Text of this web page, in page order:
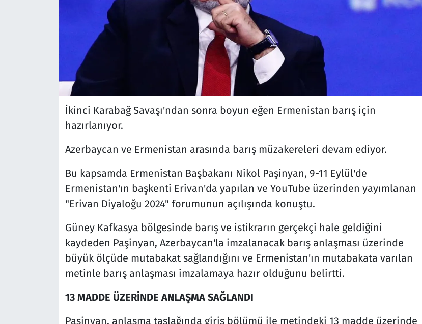
İkinci Karabağ Savaşı'ndan sonra boyun eğen Ermenistan barış için
hazırlanıyor.
Azerbaycan ve Ermenistan arasında barış müzakereleri devam ediyor.
Bu kapsamda Ermenistan Başbakanı Nikol Paşinyan, 9-11 Eylül'de
Ermenistan'ın başkenti Erivan'da yapılan ve YouTube üzerinden yayımlanan
"Erivan Diyaloğu 2024" forumunun açılışında konuştu.
Güney Kafkasya bölgesinde barış ve istikrarın gerçekçi hale geldiğini
kaydeden Paşinyan, Azerbaycan'la imzalanacak barış anlaşması üzerinde
büyük ölçüde mutabakat sağlandığını ve Ermenistan'ın mutabakata varılan
metinle barış anlaşması imzalamaya hazır olduğunu belirtti.
13 MADDE ÜZERİNDE ANLAŞMA SAĞLANDI
Paşinyan, anlaşma taslağında giriş bölümü ile metindeki 13 madde üzerinde